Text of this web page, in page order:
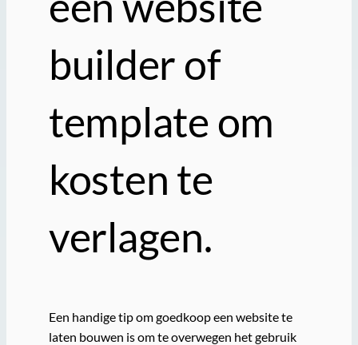
builder of
template om
kosten te
verlagen.
Een handige tip om goedkoop een website te
laten bouwen is om te overwegen het gebruik